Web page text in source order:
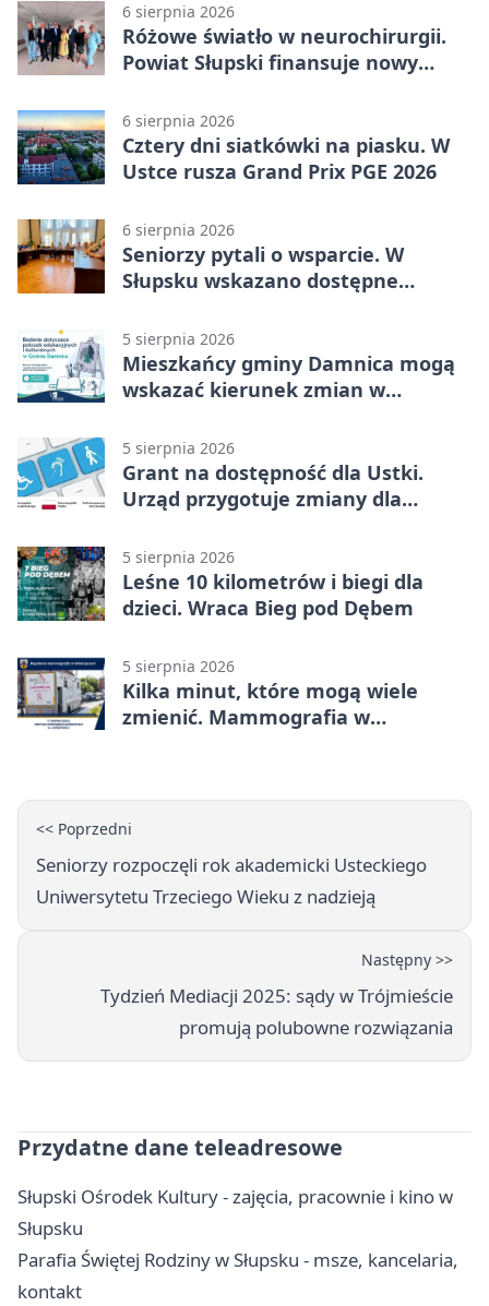
6 sierpnia 2026
Różowe światło w neurochirurgii.
Powiat Słupski finansuje nowy
6 sierpnia 2026
Cztery dni siatkówki na piasku. W
Ustce rusza Grand Prix PGE 2026
6 sierpnia 2026
Seniorzy pytali o wsparcie. W
Słupsku wskazano dostępne
5 sierpnia 2026
Mieszkańcy gminy Damnica mogą
wskazać kierunek zmian w
5 sierpnia 2026
Grant na dostępność dla Ustki.
Urząd przygotuje zmiany dla
5 sierpnia 2026
Leśne 10 kilometrów i biegi dla
dzieci. Wraca Bieg pod Dębem
5 sierpnia 2026
Kilka minut, które mogą wiele
zmienić. Mammografia w
<< Poprzedni
Seniorzy rozpoczęli rok akademicki Usteckiego
Uniwersytetu Trzeciego Wieku z nadzieją
Następny >>
Tydzień Mediacji 2025: sądy w Trójmieście
promują polubowne rozwiązania
Przydatne dane teleadresowe
Słupski Ośrodek Kultury - zajęcia, pracownie i kino w
Słupsku
Parafia Świętej Rodziny w Słupsku - msze, kancelaria,
kontakt